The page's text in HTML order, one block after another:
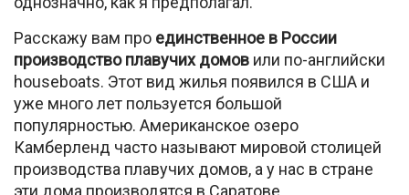
Расскажу вам про единственное в России
производство плавучих домов или по-английски
houseboats. Этот вид жилья появился в США и
уже много лет пользуется большой
популярностью. Американское озеро
Камберленд часто называют мировой столицей
производства плавучих домов, а у нас в стране
эти дома производятся в Саратове.